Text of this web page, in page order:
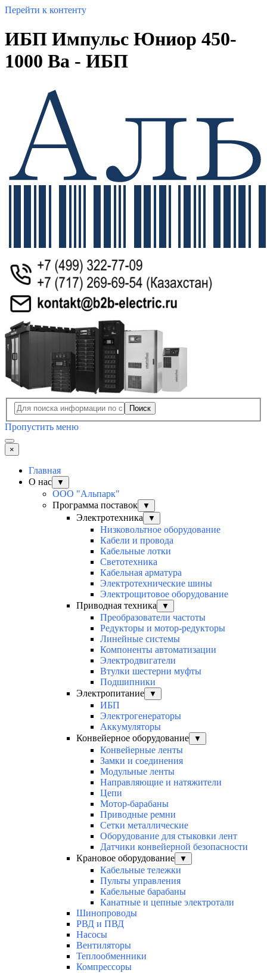
Перейти к контенту
ИБП Импульс Юниор 450-
1000 Ва - ИБП
Поиск
Пропустить меню
×
Главная
О нас
▼
ООО "Альпарк"
Программа поставок
▼
Электротехника ▼
Низковольтное оборудование
Кабели и провода
Кабельные лотки
Светотехника
Кабельная арматура
Электротехнические шины
Электрощитовое оборудование
Приводная техника
▼
Преобразователи частоты
Редукторы и мотор-редукторы
Линейные системы
Компоненты автоматизации
Электродвигатели
Втулки шестерни муфты
Подшипники
Электропитание
▼
ИБП
Электрогенераторы
Аккумуляторы
Конвейерное оборудование
▼
Конвейерные ленты
Замки и соединения
Модульные ленты
Направляющие и натяжители
Цепи
Мотор-барабаны
Приводные ремни
Сетки металлические
Оборудование для стыковки лент
Датчики конвейерной безопасности
Крановое оборудование
▼
Кабельные тележки
Пульты управления
Кабельные барабаны
Канатные и цепные электротали
Шинопроводы
РВД и ПВД
Насосы
Вентиляторы
Теплообменники
Компрессоры